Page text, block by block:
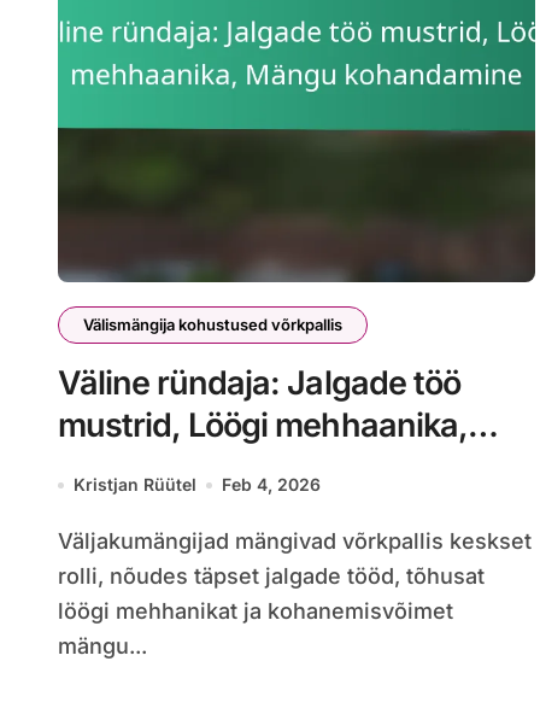
Välismängija kohustused võrkpallis
Väline ründaja: Jalgade töö
mustrid, Löögi mehhaanika,
Mängu kohandamine
Kristjan Rüütel Feb 4, 2026
Väljakumängijad mängivad võrkpallis keskset
rolli, nõudes täpset jalgade tööd, tõhusat
löögi mehhanikat ja kohanemisvõimet
mängu...